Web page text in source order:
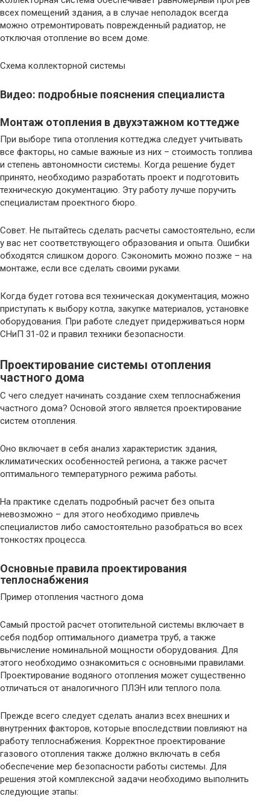
всех помещений здания, а в случае неполадок всегда
можно отремонтировать поврежденный радиатор, не
отключая отопление во всем доме.
Схема коллекторной системы
Видео: подробные пояснения специалиста
Монтаж отопления в двухэтажном коттедже
При выборе типа отопления коттеджа следует учитывать
все факторы, но самые важные из них – стоимость топлива
и степень автономности системы. Когда решение будет
принято, необходимо разработать проект и подготовить
техническую документацию. Эту работу лучше поручить
специалистам проектного бюро.
Совет. Не пытайтесь сделать расчеты самостоятельно, если
у вас нет соответствующего образования и опыта. Ошибки
обходятся слишком дорого. Сэкономить можно позже – на
монтаже, если все сделать своими руками.
Когда будет готова вся техническая документация, можно
приступать к выбору котла, закупке материалов, установке
оборудования. При работе следует придерживаться норм
СНиП 31-02 и правил техники безопасности.
Проектирование системы отопления
частного дома
С чего следует начинать создание схем теплоснабжения
частного дома? Основой этого является проектирование
систем отопления.
Оно включает в себя анализ характеристик здания,
климатических особенностей региона, а также расчет
оптимального температурного режима работы.
На практике сделать подробный расчет без опыта
невозможно – для этого необходимо привлечь
специалистов либо самостоятельно разобраться во всех
тонкостях процесса.
Основные правила проектирования
теплоснабжения
Пример отопления частного дома
Самый простой расчет отопительной системы включает в
себя подбор оптимального диаметра труб, а также
вычисление номинальной мощности оборудования. Для
этого необходимо ознакомиться с основными правилами.
Проектирование водяного отопления может существенно
отличаться от аналогичного ПЛЭН или теплого пола.
Прежде всего следует сделать анализ всех внешних и
внутренних факторов, которые впоследствии повлияют на
работу теплоснабжения. Корректное проектирование
газового отопления также должно включать в себя
обеспечение мер безопасности работы системы. Для
решения этой комплексной задачи необходимо выполнить
следующие этапы: